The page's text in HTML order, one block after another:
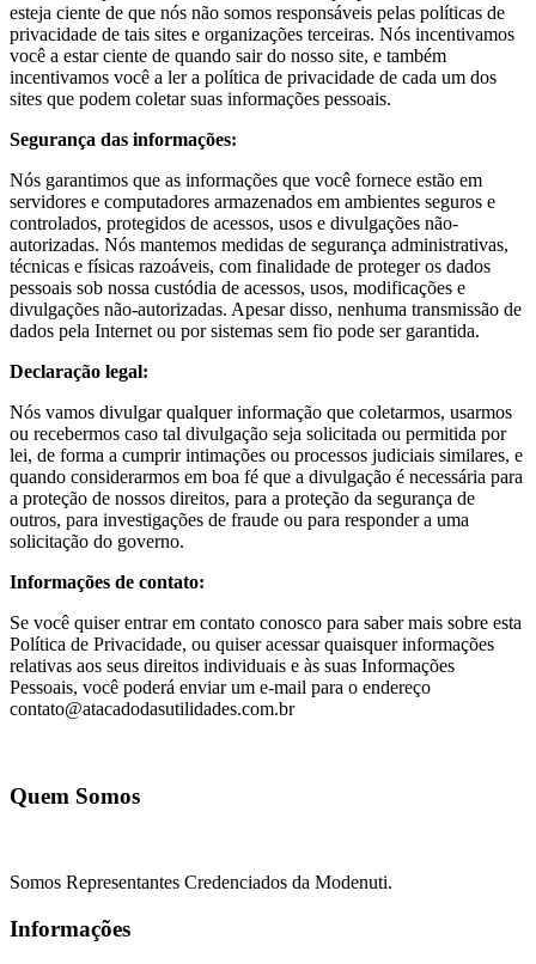
esteja ciente de que nós não somos responsáveis pelas políticas de
privacidade de tais sites e organizações terceiras. Nós incentivamos
você a estar ciente de quando sair do nosso site, e também
incentivamos você a ler a política de privacidade de cada um dos
sites que podem coletar suas informações pessoais.
Segurança das informações:
Nós garantimos que as informações que você fornece estão em
servidores e computadores armazenados em ambientes seguros e
controlados, protegidos de acessos, usos e divulgações não-
autorizadas. Nós mantemos medidas de segurança administrativas,
técnicas e físicas razoáveis, com finalidade de proteger os dados
pessoais sob nossa custódia de acessos, usos, modificações e
divulgações não-autorizadas. Apesar disso, nenhuma transmissão de
dados pela Internet ou por sistemas sem fio pode ser garantida.
Declaração legal:
Nós vamos divulgar qualquer informação que coletarmos, usarmos
ou recebermos caso tal divulgação seja solicitada ou permitida por
lei, de forma a cumprir intimações ou processos judiciais similares, e
quando considerarmos em boa fé que a divulgação é necessária para
a proteção de nossos direitos, para a proteção da segurança de
outros, para investigações de fraude ou para responder a uma
solicitação do governo.
Informações de contato:
Se você quiser entrar em contato conosco para saber mais sobre esta
Política de Privacidade, ou quiser acessar quaisquer informações
relativas aos seus direitos individuais e às suas Informações
Pessoais, você poderá enviar um e-mail para o endereço
contato@atacadodasutilidades.com.br
Quem Somos
Somos Representantes Credenciados da Modenuti.
Informações